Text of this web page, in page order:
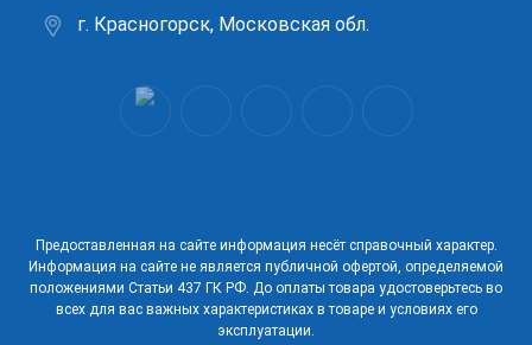
г. Красногорск, Московская обл.
Предоставленная на сайте информация несёт справочный характер.
Информация на сайте не является публичной офертой, определяемой
положениями Статьи 437 ГК РФ. До оплаты товара удостоверьтесь во
всех для вас важных характеристиках в товаре и условиях его
эксплуатации.